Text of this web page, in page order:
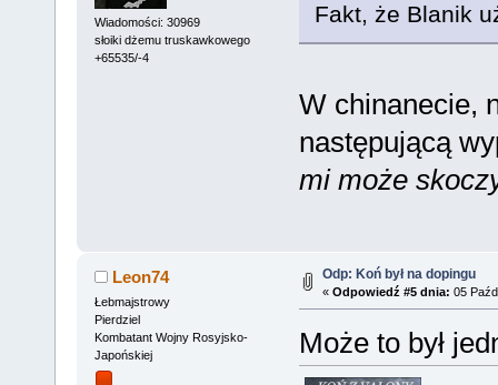
Wiadomości: 30969
słoiki dżemu truskawkowego
+65535/-4
Fakt, że Blanik
W chinanecie,
następującą
mi może
Leon74
Łebmajstrowy
Pierdziel
Kombatant Wojny Rosyjsko-
Japońskiej
Odp: Koń był na dopingu
« Odpowiedź #5 dnia: 05
Może to był